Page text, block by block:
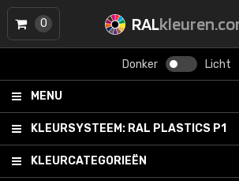
RAL
Donker Licht
MENU
KLEURSYSTEEM: RAL PLASTICS P1
KLEURCATEGORIEËN
0